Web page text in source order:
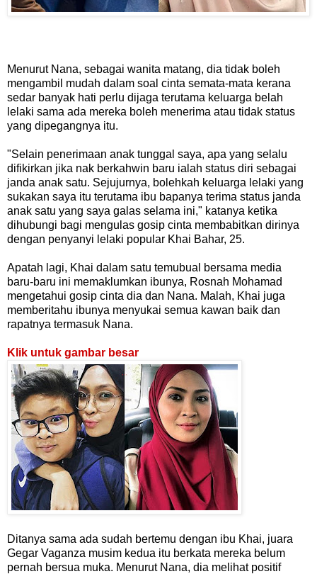
Menurut Nana, sebagai wanita matang, dia tidak boleh
mengambil mudah dalam soal cinta semata-mata kerana
sedar banyak hati perlu dijaga terutama keluarga belah
lelaki sama ada mereka boleh menerima atau tidak status
yang dipegangnya itu.
"Selain penerimaan anak tunggal saya, apa yang selalu
difikirkan jika nak berkahwin baru ialah status diri sebagai
janda anak satu. Sejujurnya, bolehkah keluarga lelaki yang
sukakan saya itu terutama ibu bapanya terima status janda
anak satu yang saya galas selama ini," katanya ketika
dihubungi bagi mengulas gosip cinta membabitkan dirinya
dengan penyanyi lelaki popular Khai Bahar, 25.
Apatah lagi, Khai dalam satu temubual bersama media
baru-baru ini memaklumkan ibunya, Rosnah Mohamad
mengetahui gosip cinta dia dan Nana. Malah, Khai juga
memberitahu ibunya menyukai semua kawan baik dan
rapatnya termasuk Nana.
Klik untuk gambar besar
Ditanya sama ada sudah bertemu dengan ibu Khai, juara
Gegar Vaganza musim kedua itu berkata mereka belum
pernah bersua muka. Menurut Nana, dia melihat positif